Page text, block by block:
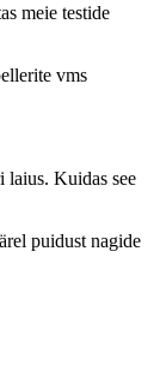
meie testide
vms
laius. Kuidas see
puidust nagide